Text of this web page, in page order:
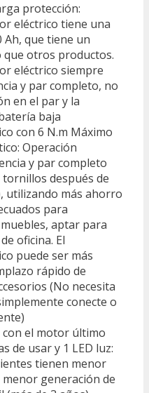
protección:
eléctrico tiene una
Ah, que tiene un
otros productos.
eléctrico siempre
y par completo, no
en el par y la
baja
con 6 N.m Máximo
Operación
y par completo
después de
utilizando más ahorro
para
aptar para
oficina. El
puede ser más
rápido de
(No necesita
conecte o
el motor último
de usar y 1 LED luz:
tienen menor
generación de